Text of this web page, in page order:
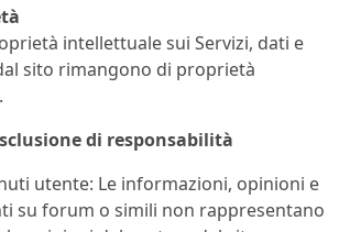
intellettuale sui Servizi, dati e
sito rimangono di proprietà
di responsabilità
utente: Le informazioni, opinioni e
su forum o simili non rappresentano